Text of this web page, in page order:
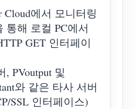
Cloud에서 모니터링
통해 로컬 PC에서
GET 인터페이
, PVoutput 및
와 같은 타사 서버
SSL 인터페이스)